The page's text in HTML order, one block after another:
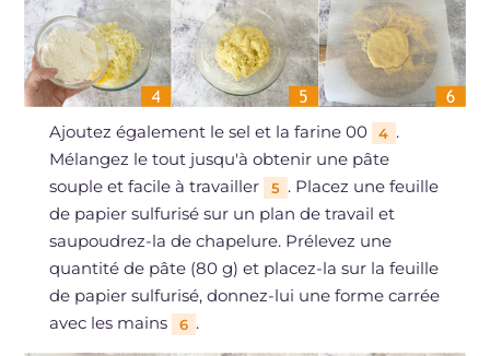
Ajoutez également le sel et la farine 00 4 .
Mélangez le tout jusqu'à obtenir une pâte
souple et facile à travailler
5 . Placez une feuille
de papier sulfurisé sur un plan de travail et
saupoudrez-la de chapelure. Prélevez une
quantité de pâte (80 g) et placez-la sur la feuille
de papier sulfurisé, donnez-lui une forme carrée
avec les mains
6 .